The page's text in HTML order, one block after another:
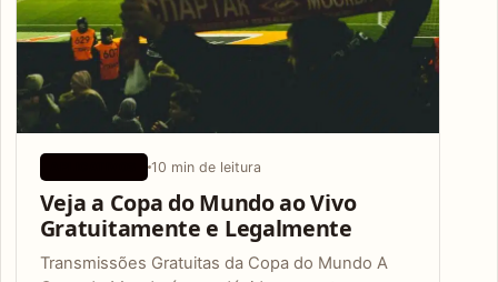
10 min de leitura
Veja a Copa do Mundo ao Vivo
Gratuitamente e Legalmente
Transmissões Gratuitas da Copa do Mundo A